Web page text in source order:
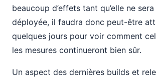
beaucoup d’effets tant qu’elle ne
déployée, il faudra donc peut-être
quelques jours pour voir comment
les mesures continueront bien sûr.
Un aspect des dernières builds et